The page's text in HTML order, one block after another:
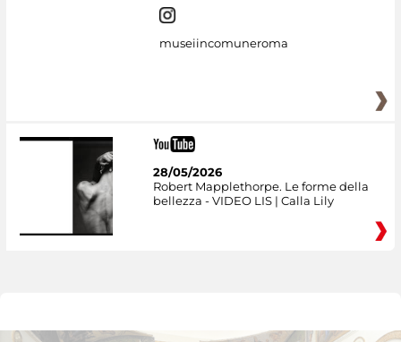
museiincomuneroma
28/05/2026
Robert Mapplethorpe. Le forme della
bellezza - VIDEO LIS | Calla Lily